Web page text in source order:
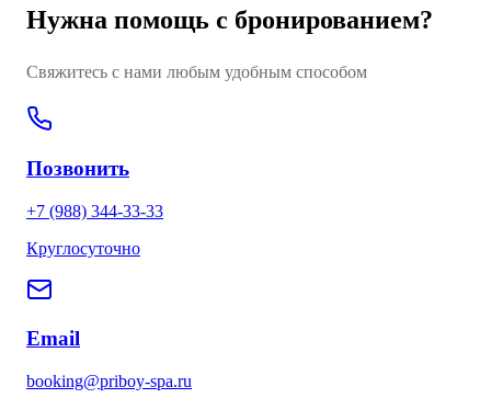
Нужна помощь с бронированием?
Свяжитесь с нами любым удобным способом
Позвонить
+7 (988) 344-33-33
Круглосуточно
Email
booking@priboy-spa.ru